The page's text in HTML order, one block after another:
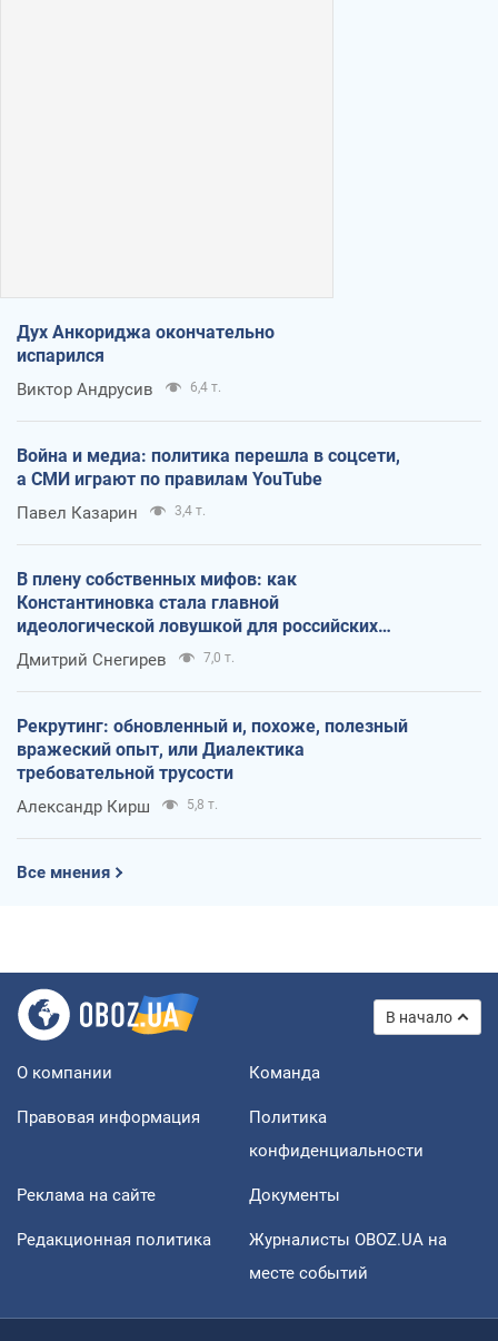
Дух Анкориджа окончательно
испарился
Виктор Андрусив 6,4 т.
Война и медиа: политика перешла в соцсети,
а СМИ играют по правилам YouTube
Павел Казарин 3,4 т.
В плену собственных мифов: как
Константиновка стала главной
идеологической ловушкой для российских
оккупантов
Дмитрий Снегирев 7,0 т.
Рекрутинг: обновленный и, похоже, полезный
вражеский опыт, или Диалектика
требовательной трусости
Александр Кирш 5,8 т.
Все мнения
В начало
О компании Команда
Правовая информация
Политика
конфиденциальности
Реклама на сайте Документы
Редакционная политика
Журналисты OBOZ.UA на
месте событий